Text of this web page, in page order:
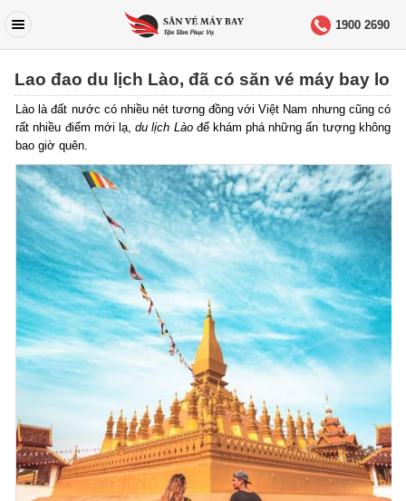
1900 2690
Lao đao du lịch Lào, đã có săn vé máy bay lo
Lào là đất nước có nhiều nét tương đồng với Việt Nam nhưng cũng có
rất nhiều điểm mới lạ,du lịch Làođể khám phá những ấn tượng không
bao giờ quên.